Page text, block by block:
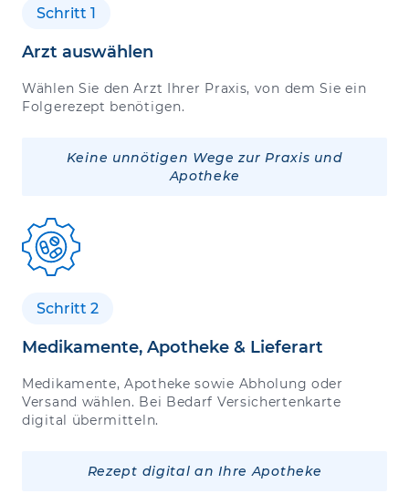
Schritt 1
Arzt auswählen
Wählen Sie den Arzt Ihrer Praxis, von dem Sie ein
Folgerezept benötigen.
Keine unnötigen Wege zur Praxis und
Apotheke
Schritt 2
Medikamente, Apotheke & Lieferart
Medikamente, Apotheke sowie Abholung oder
Versand wählen. Bei Bedarf Versichertenkarte
digital übermitteln.
Rezept digital an Ihre Apotheke